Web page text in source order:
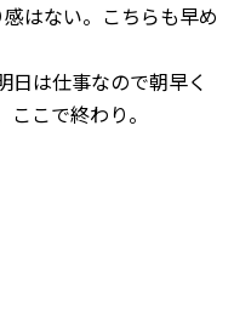
はない。こちらも早め
日は仕事なので朝早く
こで終わり。